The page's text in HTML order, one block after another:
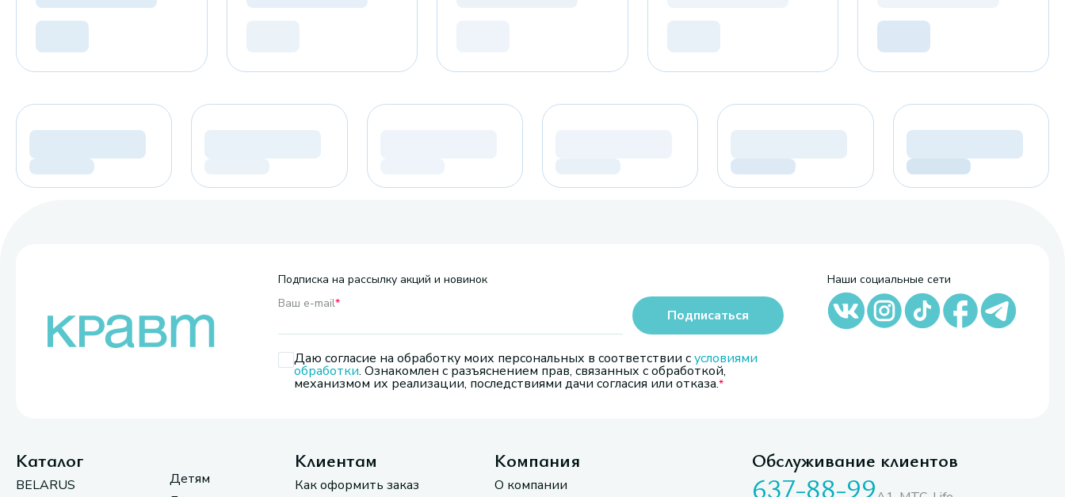
Подписка на рассылку акций и новинок
Ваш e-mail*
Даю согласие на обработку моих персональных в соответствии сусловиями
обработки. Ознакомлен с разъяснением прав, связанных с обработкой,
механизмом их реализации, последствиями дачи согласия или отказа.
Подписаться
Наши социальные сети
Каталог
BELARUS
Детям
Клиентам
Как оформить заказ
Компания
О компании
Обслуживание клиентов
637-88-99